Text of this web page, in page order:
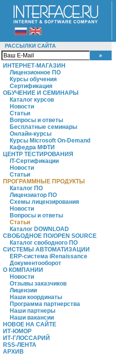
РАССЫЛКИ САЙТА
ИНТЕРНЕТ-МАГАЗИН
Лицензионное ПО
Курсы обучения
Сертификация
ОБУЧЕНИЕ И СЕМИНАРЫ
Каталог курсов
Новости
Статьи
Вопросы и ответы
Бесплатные семинары
Онлайн-курсы
Курсы Microsoft On-Demand
Кафедра МФТИ
ЦЕНТР ТЕСТИРОВАНИЯ
IT-Сертификации
Новости
Статьи
ПРОГРАММНЫЕ ПРОДУКТЫ
Каталог ПО
Лицензиатор ПО
Схемы лицензирования
Новости
Вопросы и ответы
Статьи
Каталог DOWNLOAD
СВОБОДНОЕ ПО/OPEN SOURCE
Каталог свободного ПО
СИСТЕМЫ АВТОМАТИЗАЦИИ
ERP-система iRenaissance
Документооборот
О КОМПАНИИ
Новости
Отзывы заказчиков
Лицензии
Наши координаты
Программа партнерства
Наши партнеры
Наши вакансии
НОВОЕ НА САЙТЕ
ИТ-ЮМОР
ИТ-ГЛОССАРИЙ
RSS-ЛЕНТА
АРХИВ